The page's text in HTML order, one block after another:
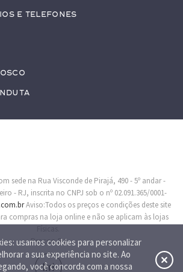
usamos cookies para personalizar
a sua experiência no site. Ao
você concorda com a nossa
e Telefones
sede na Rua Visconde de Pirajá, 490 - 5º andar -
- RJ, inscrita no CNPJ sob o nº 02.091.365/0001-
Aviso:Todos os preços e condições deste site
compras na loja online e não se aplicam às lojas
Procon-RJ